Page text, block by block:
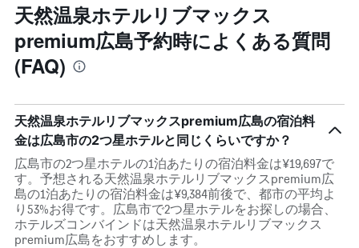
天然温泉ホテルリブマックス
premium広島予約時によくある質問
(FAQ)
天然温泉ホテルリブマックスpremium広島の宿泊料
金は広島市の2つ星ホテルと同じくらいですか？
広島市の2つ星ホテルの1泊あたりの宿泊料金は¥19,697で
す。予想される天然温泉ホテルリブマックスpremium広
島の1泊あたりの宿泊料金は¥9,384前後で、都市の平均よ
り53%お得です。広島市で2つ星ホテルをお探しの場合、
ホテルズコンバインドは天然温泉ホテルリブマックス
premium広島をおすすめします。